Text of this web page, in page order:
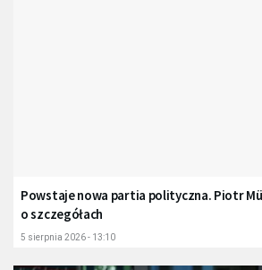
Powstaje nowa partia polityczna. Piotr
o szczegółach
5 sierpnia 2026 - 13:10